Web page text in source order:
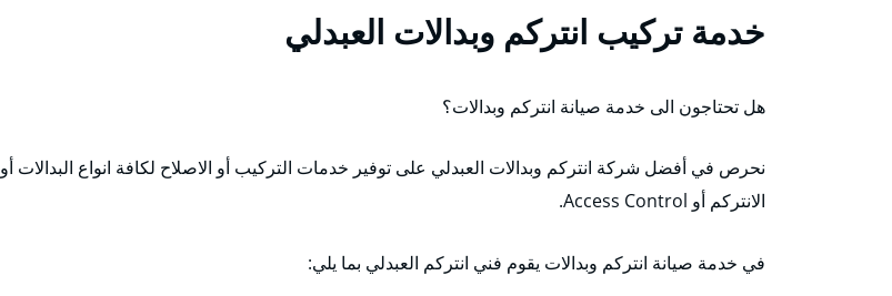
خدمة تركيب انتركم وبدالات العبدلي
هل تحتاجون الى خدمة صيانة انتركم وبدالات؟
نحرص في أفضل شركة انتركم وبدالات العبدلي على توفير خدمات التركيب أو الاصلاح لكافة انواع البدالات أو
الانتركم أو Access Control.
في خدمة صيانة انتركم وبدالات يقوم فني انتركم العبدلي بما يلي: